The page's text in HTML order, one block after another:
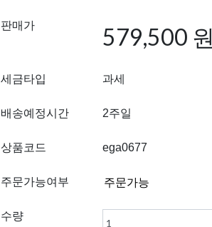
판매가 579,500 원
세금타입 과세
배송예정시간 2주일
상품코드 ega0677
주문가능여부
수량